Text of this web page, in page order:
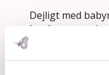
Dejligt med
kardemomme i
smarte bløde